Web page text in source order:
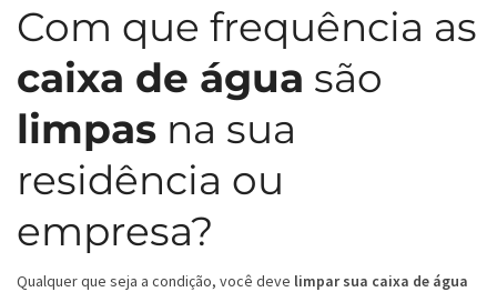
Com que frequência as
caixa de água são
limpas na sua
residência ou
empresa?
Qualquer que seja a condição, você deve limpar sua caixa de água